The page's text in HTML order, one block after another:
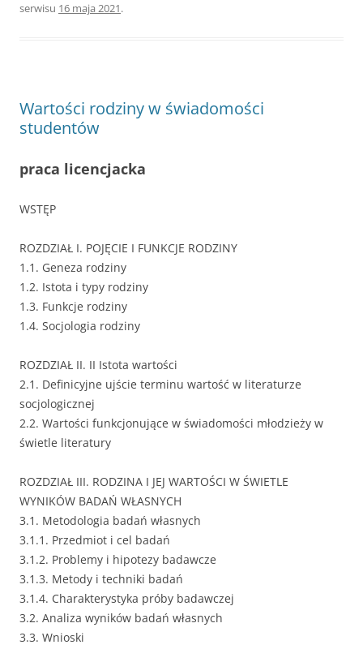
serwisu 16 maja 2021.
Wartości rodziny w świadomości
studentów
praca licencjacka
WSTĘP
ROZDZIAŁ I. POJĘCIE I FUNKCJE RODZINY
1.1. Geneza rodziny
1.2. Istota i typy rodziny
1.3. Funkcje rodziny
1.4. Socjologia rodziny
ROZDZIAŁ II. II Istota wartości
2.1. Definicyjne ujście terminu wartość w literaturze
socjologicznej
2.2. Wartości funkcjonujące w świadomości młodzieży w
świetle literatury
ROZDZIAŁ III. RODZINA I JEJ WARTOŚCI W ŚWIETLE
WYNIKÓW BADAŃ WŁASNYCH
3.1. Metodologia badań własnych
3.1.1. Przedmiot i cel badań
3.1.2. Problemy i hipotezy badawcze
3.1.3. Metody i techniki badań
3.1.4. Charakterystyka próby badawczej
3.2. Analiza wyników badań własnych
3.3. Wnioski